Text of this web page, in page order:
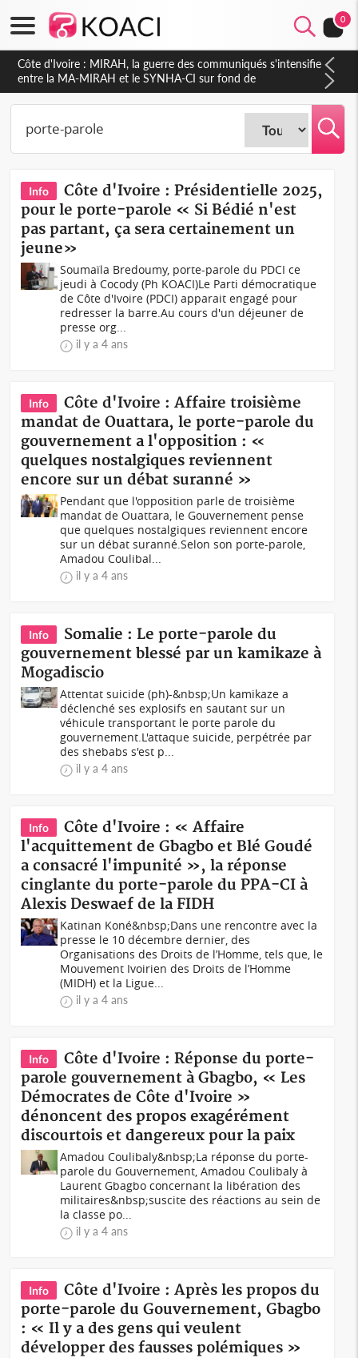
0
Côte d'Ivoire : Indépendance 2026, Thiam plaide pour un
environnement démocratique plus apaisé
Info
Côte d'Ivoire : Présidentielle 2025,
pour le porte-parole « Si Bédié n'est
pas partant, ça sera certainement un
jeune»
Soumaïla Bredoumy, porte-parole du PDCI ce
jeudi à Cocody (Ph KOACI)Le Parti démocratique
de Côte d'Ivoire (PDCI) apparait engagé pour
redresser la barre.Au cours d'un déjeuner de
presse org...
il y a 4 ans
Info
Côte d'Ivoire : Affaire troisième
mandat de Ouattara, le porte-parole du
gouvernement a l'opposition : «
quelques nostalgiques reviennent
encore sur un débat suranné »
Pendant que l'opposition parle de troisième
mandat de Ouattara, le Gouvernement pense
que quelques nostalgiques reviennent encore
sur un débat suranné.Selon son porte-parole,
Amadou Coulibal...
il y a 4 ans
Info
Somalie : Le porte-parole du
gouvernement blessé par un kamikaze à
Mogadiscio
Attentat suicide (ph)-&nbsp;Un kamikaze a
déclenché ses explosifs en sautant sur un
véhicule transportant le porte parole du
gouvernement.L'attaque suicide, perpétrée par
des shebabs s'est p...
il y a 4 ans
Info
Côte d'Ivoire : « Affaire
l'acquittement de Gbagbo et Blé Goudé
a consacré l'impunité », la réponse
cinglante du porte-parole du PPA-CI à
Alexis Deswaef de la FIDH
Katinan Koné&nbsp;Dans une rencontre avec la
presse le 10 décembre dernier, des
Organisations des Droits de l’Homme, tels que, le
Mouvement Ivoirien des Droits de l’Homme
(MIDH) et la Ligue...
il y a 4 ans
Info
Côte d'Ivoire : Réponse du porte-
parole gouvernement à Gbagbo, « Les
Démocrates de Côte d'Ivoire »
dénoncent des propos exagérément
discourtois et dangereux pour la paix
Amadou Coulibaly&nbsp;La réponse du porte-
parole du Gouvernement, Amadou Coulibaly à
Laurent Gbagbo concernant la libération des
militaires&nbsp;suscite des réactions au sein de
la classe po...
il y a 4 ans
Info
Côte d'Ivoire : Après les propos du
porte-parole du Gouvernement, Gbagbo
: « Il y a des gens qui veulent
développer des fausses polémiques »